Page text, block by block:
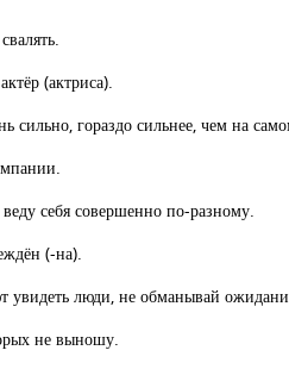
(актриса).
сильно, гораздо сильнее, чем на
себя совершенно по-разному.
(-на).
увидеть люди, не обманывай
не выношу.